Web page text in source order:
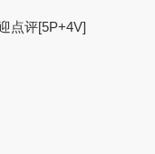
点评[5P+4V]